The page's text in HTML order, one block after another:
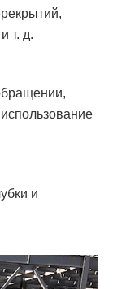
т. д.
и